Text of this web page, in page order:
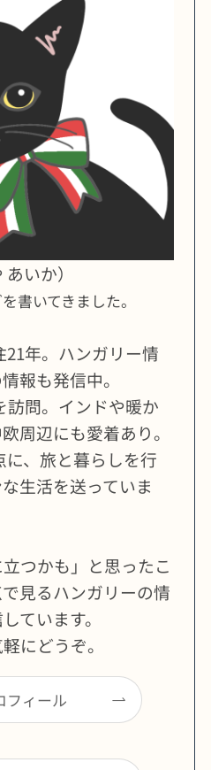
いか）
書いてきました。
年。ハンガリー情
報も発信中。
訪問。インドや暖か
周辺にも愛着あり。
、旅と暮らしを行
生活を送っていま
立つかも」と思ったこ
見るハンガリーの情
ています。
にどうぞ。
フィール